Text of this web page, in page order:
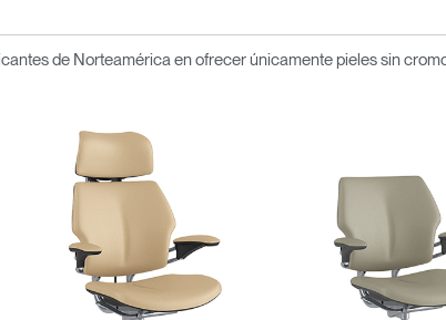
de Norteamérica en ofrecer únicamente pieles sin